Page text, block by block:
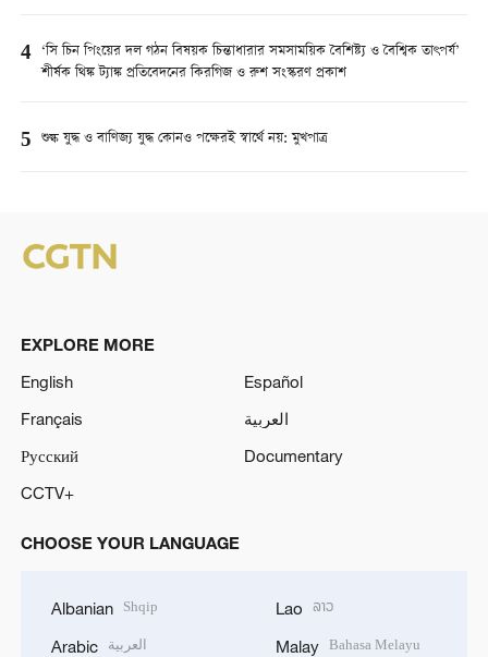
4 ‘সি চিন পিংয়ের দল গঠন বিষয়ক চিন্তাধারার সমসাময়িক বৈশিষ্ট্য ও বৈশ্বিক তাৎপর্য’
শীর্ষক থিঙ্ক ট্যাঙ্ক প্রতিবেদনের কিরগিজ ও রুশ সংস্করণ প্রকাশ
5 শুল্ক যুদ্ধ ও বাণিজ্য যুদ্ধ কোনও পক্ষেরই স্বার্থে নয়: মুখপাত্র
EXPLORE MORE
English
Español
Français
العربية
Русский
Documentary
CCTV+
CHOOSE YOUR LANGUAGE
Albanian Shqip
Arabic العربية
Lao ລາວ
Malay Bahasa Melayu